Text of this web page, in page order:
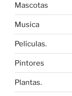
Mascotas
Musica
Películas.
Pintores
Plantas.